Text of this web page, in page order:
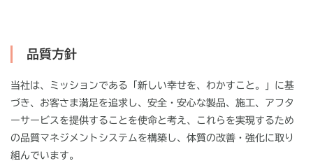
品質方針
当社は、ミッションである「新しい幸せを、わかすこと。」に基
づき、お客さま満足を追求し、安全・安心な製品、施工、アフタ
ーサービスを提供することを使命と考え、これらを実現するため
の品質マネジメントシステムを構築し、体質の改善・強化に取り
組んでいます。